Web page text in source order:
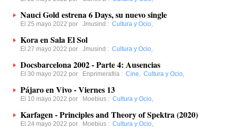
Nauci Gold estrena 6 Days, su nuevo single
El 25 mayo 2022 por Jmusind : Cultura y Ocio,
Kora en Sala El Sol
El 27 mayo 2022 por Jmusind : Cultura y Ocio,
Docsbarcelona 2002 - Parte 4: Ausencias
El 30 mayo 2022 por Enprimerafila : Cine, Cultura y Ocio,
Pájaro en Vivo - Viernes 13
El 10 mayo 2022 por Moebius : Cultura y Ocio,
Karfagen - Principles and Theory of Spektra (2020)
El 24 mayo 2022 por Moebius : Cultura y Ocio,